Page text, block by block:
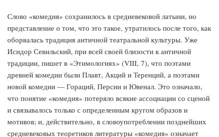
Слово «комедия» сохранилось в средневековой латыни, но
представление о том, что это такое, утратилось после того, как
оборвалась традиция античной театральной культуры. Уже
Исидор Севильский, при всей своей близости к античной
традиции, пишет в «Этимологиях» (VIII, 7), что поэтами
древней комедии были Плавт, Акций и Теренций, а поэтами
новой комедии — Гораций, Персии и Ювенал. Это означало,
что понятие «комедия» потеряло всякие ассоциации со сценой
и связывалось только с определенным кругом образов и
мотивов; и, действительно, в словоупотреблении позднейших
средневековых теоретиков литературы «комедия» означает